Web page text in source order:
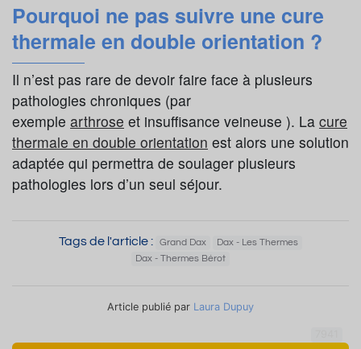
Pourquoi ne pas suivre une cure
thermale en double orientation ?
Il n’est pas rare de devoir faire face à plusieurs
pathologies chroniques (par
exemple arthrose et insuffisance veineuse ). La cure
thermale en double orientation est alors une solution
adaptée qui permettra de soulager plusieurs
pathologies lors d’un seul séjour.
Tags de l'article : Grand Dax
Dax - Les Thermes
Dax - Thermes Bérot
Article publié par Laura Dupuy